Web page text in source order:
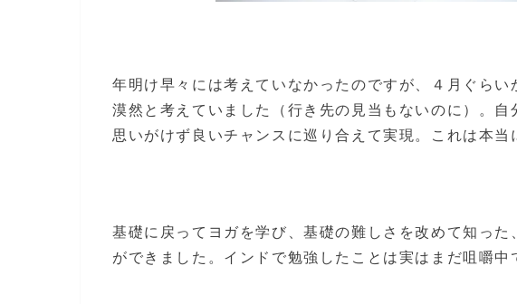
年明け早々には考えていなかったのですが、４月ぐらい
漠然と考えていました（行き先の見当もないのに）。
思いがけず良いチャンスに巡り合えて実現。これは本当
基礎に戻ってヨガを学び、基礎の難しさを改めて知った
ができました。インドで勉強したことは実はまだ咀嚼中